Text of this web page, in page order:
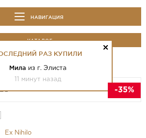
НАВИГАЦИЯ
КАТАЛОГ
Nihilo Bois D'Hiver
-35%
РАЗ КУПИЛИ
Мила из г. Элиста
11 минут назад